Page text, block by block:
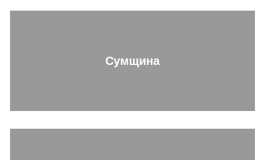
Сумщина